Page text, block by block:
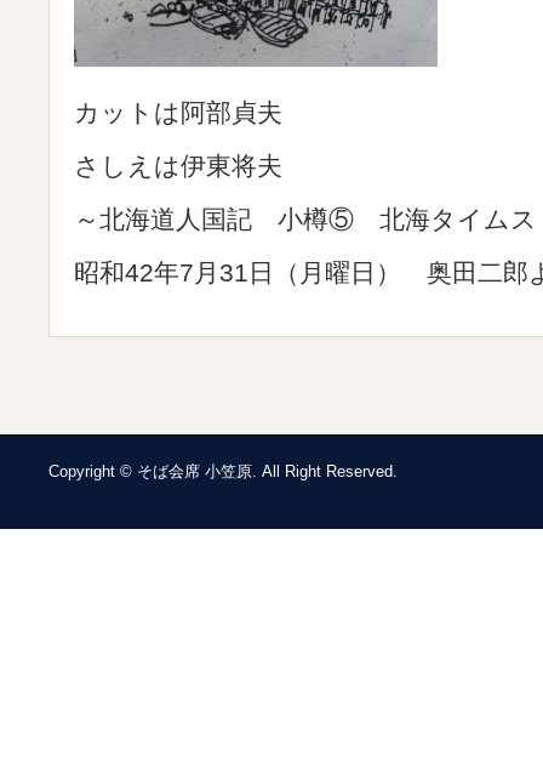
カットは阿部貞夫
さしえは伊東将夫
～北海道人国記 小樽⑤ 北海タイムス
昭和42年7月31日（月曜日） 奥田二郎
Copyright © そば会席 小笠原. All Right Reserved.